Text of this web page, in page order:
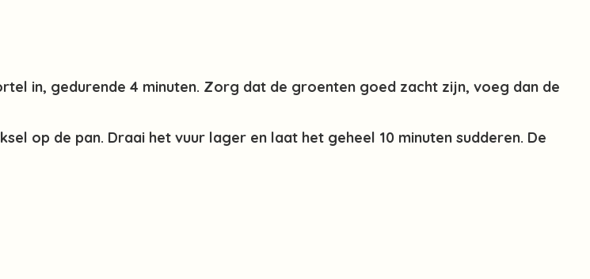
in, gedurende 4 minuten. Zorg dat de groenten goed zacht zijn, voeg dan de
op de pan. Draai het vuur lager en laat het geheel 10 minuten sudderen. De